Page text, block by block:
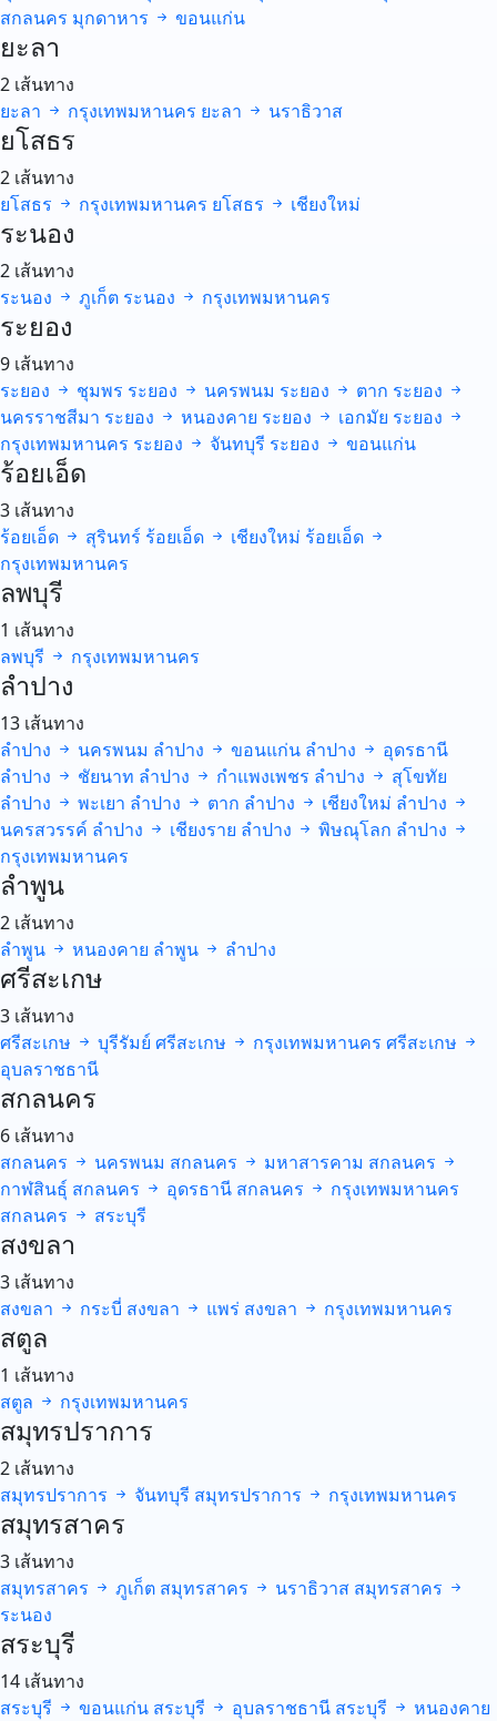
สกลนคร มุกดาหาร ขอนแก่น
ยะลา
2 เส้นทาง
ยะลา
กรุงเทพมหานคร ยะลา นราธิวาส
ยโสธร
2 เส้นทาง
ยโสธร
กรุงเทพมหานคร ยโสธร เชียงใหม่
ระนอง
2 เส้นทาง
ระนอง
ภูเก็ต ระนอง กรุงเทพมหานคร
ระยอง
9 เส้นทาง
ระยอง
ชุมพร ระยอง นครพนม ระยอง ตาก ระยอง
นครราชสีมา ระยอง หนองคาย ระยอง เอกมัย ระยอง
กรุงเทพมหานคร ระยอง จันทบุรี ระยอง ขอนแก่น
ร้อยเอ็ด
3 เส้นทาง
ร้อยเอ็ด
สุรินทร์ ร้อยเอ็ด เชียงใหม่ ร้อยเอ็ด
กรุงเทพมหานคร
ลพบุรี
1 เส้นทาง
ลพบุรี
กรุงเทพมหานคร
ลำปาง
13 เส้นทาง
ลำปาง
นครพนม ลำปาง ขอนแก่น ลำปาง
อุดรธานี
ลำปาง
ชัยนาท ลำปาง กำแพงเพชร ลำปาง
สุโขทัย
ลำปาง
พะเยา ลำปาง ตาก ลำปาง เชียงใหม่ ลำปาง
นครสวรรค์ ลำปาง เชียงราย ลำปาง พิษณุโลก ลำปาง
กรุงเทพมหานคร
ลำพูน
2 เส้นทาง
ลำพูน
หนองคาย ลำพูน ลำปาง
ศรีสะเกษ
3 เส้นทาง
ศรีสะเกษ
บุรีรัมย์ ศรีสะเกษ กรุงเทพมหานคร ศรีสะเกษ
อุบลราชธานี
สกลนคร
6 เส้นทาง
สกลนคร
นครพนม สกลนคร มหาสารคาม สกลนคร
กาฬสินธุ์ สกลนคร อุดรธานี สกลนคร
กรุงเทพมหานคร
สกลนคร
สระบุรี
สงขลา
3 เส้นทาง
สงขลา
กระบี่ สงขลา แพร่ สงขลา กรุงเทพมหานคร
สตูล
1 เส้นทาง
สตูล
กรุงเทพมหานคร
สมุทรปราการ
2 เส้นทาง
สมุทรปราการ
จันทบุรี สมุทรปราการ กรุงเทพมหานคร
สมุทรสาคร
3 เส้นทาง
สมุทรสาคร
ภูเก็ต สมุทรสาคร นราธิวาส สมุทรสาคร
ระนอง
สระบุรี
14 เส้นทาง
สระบุรี
ขอนแก่น สระบุรี อุบลราชธานี สระบุรี
หนองคาย